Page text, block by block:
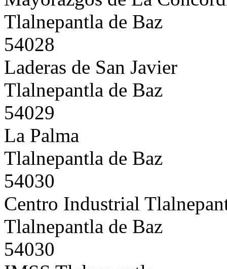
Tlalnepantla de Baz
54028
Laderas de San Javier
Tlalnepantla de Baz
54029
La Palma
Tlalnepantla de Baz
54030
Centro Industrial
Tlalnepantla de Baz
54030